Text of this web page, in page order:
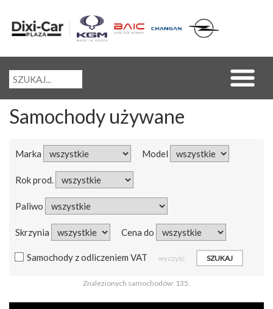
Samochody używane
Marka Model
Rok prod.
Paliwo
Skrzynia Cena do
Samochody z odliczeniem VAT wyczyść
Znalezionych samochodów: 135.